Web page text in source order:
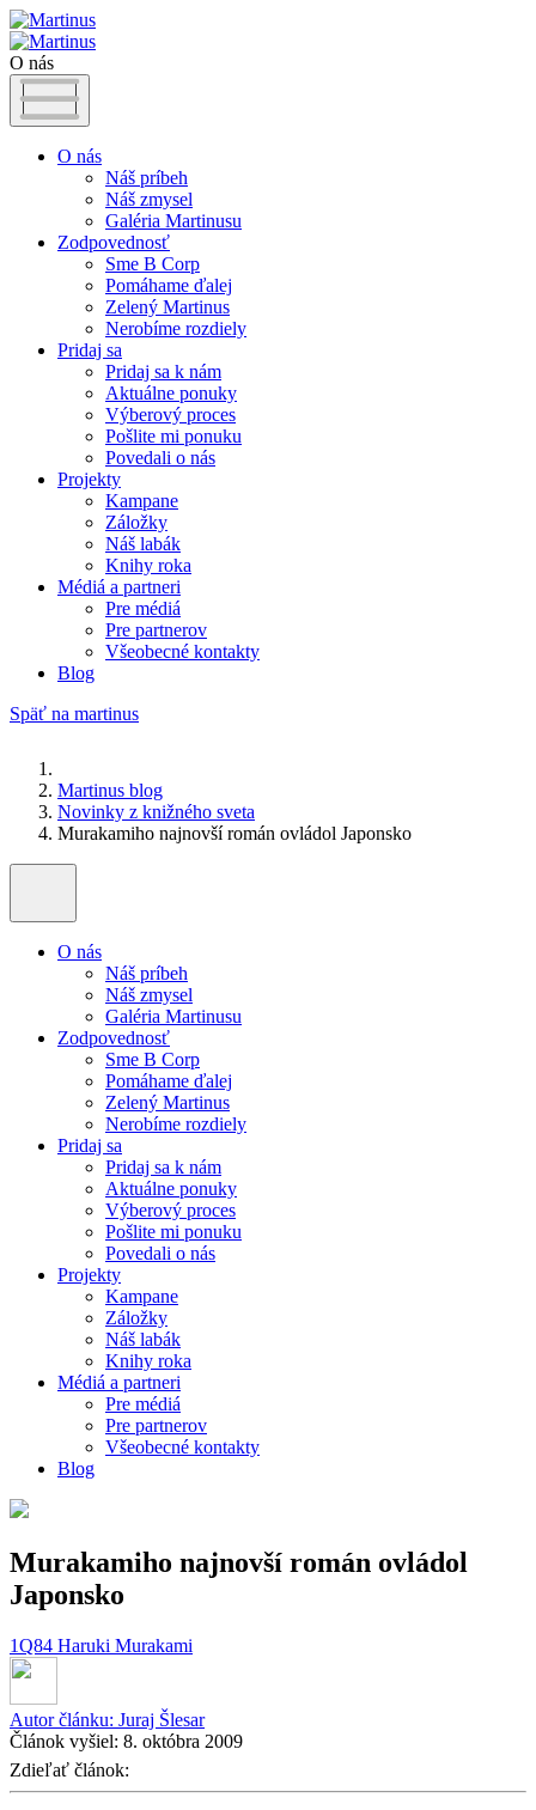
O nás
O nás
Náš príbeh
Náš zmysel
Galéria Martinusu
Zodpovednosť
Sme B Corp
Pomáhame ďalej
Zelený Martinus
Nerobíme rozdiely
Pridaj sa
Pridaj sa k nám
Aktuálne ponuky
Výberový proces
Pošlite mi ponuku
Povedali o nás
Projekty
Kampane
Záložky
Náš labák
Knihy roka
Médiá a partneri
Pre médiá
Pre partnerov
Všeobecné kontakty
Blog
Späť na martinus
Martinus blog
Novinky z knižného sveta
Murakamiho najnovší román ovládol Japonsko
O nás
Náš príbeh
Náš zmysel
Galéria Martinusu
Zodpovednosť
Sme B Corp
Pomáhame ďalej
Zelený Martinus
Nerobíme rozdiely
Pridaj sa
Pridaj sa k nám
Aktuálne ponuky
Výberový proces
Pošlite mi ponuku
Povedali o nás
Projekty
Kampane
Záložky
Náš labák
Knihy roka
Médiá a partneri
Pre médiá
Pre partnerov
Všeobecné kontakty
Blog
Murakamiho najnovší román ovládol
Japonsko
1Q84 Haruki Murakami
Autor článku: Juraj Šlesar
Článok vyšiel: 8. októbra 2009
Zdieľať článok: